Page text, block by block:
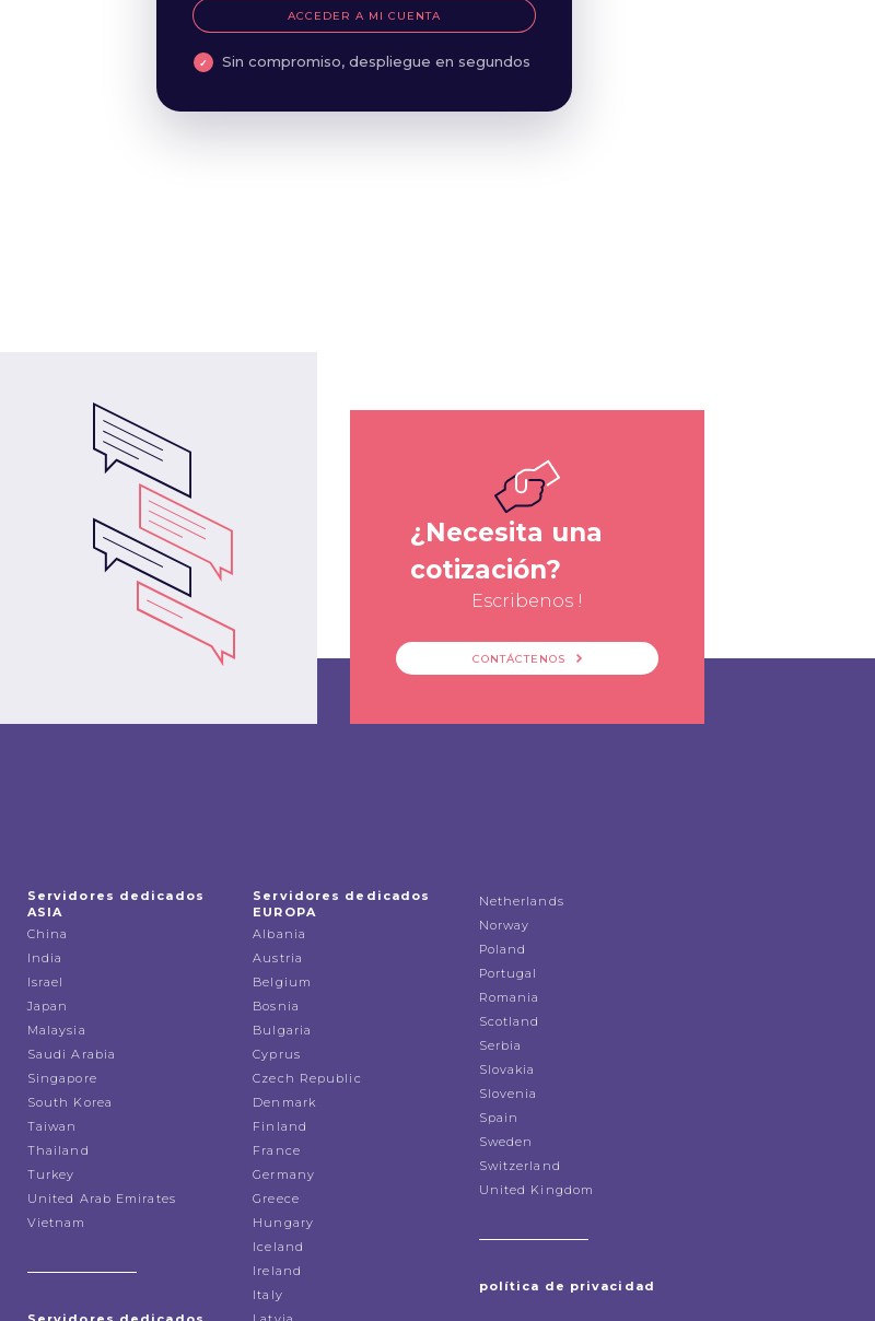
ACCEDER A MI CUENTA
Sin compromiso, despliegue en segundos
¿Necesita una
cotización?
Escribenos !
CONTÁCTENOS
Servidores dedicados
ASIA
China
India
Israel
Japan
Malaysia
Saudi Arabia
Singapore
South Korea
Taiwan
Thailand
Turkey
United Arab Emirates
Vietnam
Servidores dedicados
EUROPA
Albania
Austria
Belgium
Bosnia
Bulgaria
Cyprus
Czech Republic
Denmark
Finland
France
Germany
Greece
Hungary
Iceland
Ireland
Italy
Netherlands
Norway
Poland
Portugal
Romania
Scotland
Serbia
Slovakia
Slovenia
Spain
Sweden
Switzerland
United Kingdom
política de privacidad